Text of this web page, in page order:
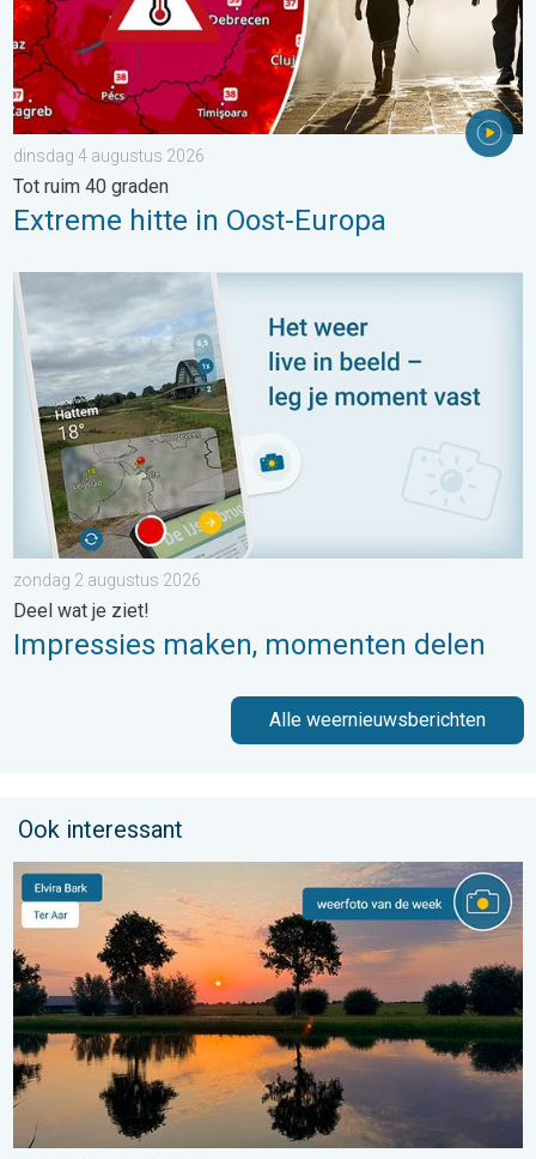
dinsdag 4 augustus 2026
Tot ruim 40 graden
Extreme hitte in Oost-Europa
Impressies maken, momenten delen. Deel wat je ziet!. . .
zondag 2 augustus 2026
Deel wat je ziet!
Impressies maken, momenten delen
Alle weernieuwsberichten
Ook interessant
De weerfoto van de week. Weer&Radar uploader. . . zaterdag